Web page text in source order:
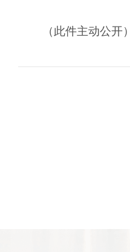
（此件主动公开）